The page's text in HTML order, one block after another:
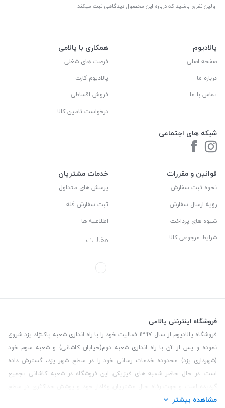
اولین نفری باشید که درباره این محصول دیدگاهی ثبت میکند
پالادیوم
صفحه اصلی
درباره ما
تماس با ما
شبکه های اجتماعی
همکاری با پالامی
فرصت های شغلی
پالادیوم کارت
فروش اقساطی
درخواست تامین کالا
قوانین و مقررات
نحوه ثبت سفارش
رویه ارسال سفارش
شیوه های پرداخت
شرایط مرجوعی کالا
خدمات مشتریان
پرسش های متداول
ثبت سفارش فله
اطلاعیه ها
مقالات
فروشگاه اینترنتی پالامی
فروشگاه پالادیوم از سال 1397 فعالیت خود را با راه اندازی شعبه پاکنژاد یزد شروع
نموده و پس از آن با راه اندازی شعبه دوم(خیابان کاشانی) و شعبه سوم خود
(شهرداری یزد) محدوده خدمات رسانی خود را در سطح شهر یزد، گسترش داده
است. در حال حاضر شعبه های فیزیکی این فروشگاه در شعبه کاشانی تجمیع
گردیده است و جهت رفاه حال مشتریان وفادار خود و پوشش حداکثری در سطح
استان یزد و همچنین مشتریان سطح کشور، فروشگاه اینترنتی پالامی را راه اندازی
مشاهده بیشتر